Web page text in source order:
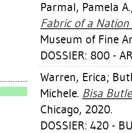
Parmal, Pamela A.
Fabric of a
Museum of Fine
DOSSIER: 800 -
Warren, Erica;
Michele. Bisa
Chicago, 2020.
DOSSIER: 420 -